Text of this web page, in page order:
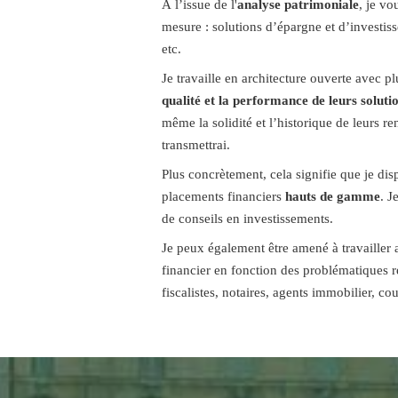
À l’issue de l'analyse patrimoniale, je
mesure : solutions d’épargne et
etc.
Je travaille en architecture ouverte avec
qualité et la performance de leurs
même la solidité et l’historique de leurs
transmettrai.
Plus concrètement, cela signifie que je
placements financiers hauts de gamme.
de conseils en investissements.
Je peux également être amené à
financier en fonction des problématiques
fiscalistes, notaires, agents immobilier,